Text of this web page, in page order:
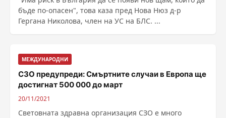
бъде по-опасен", това каза пред Нова Нюз д-р
Гергана Николова, член на УС на БЛС. ...
МЕЖДУНАРОДНИ
СЗО предупреди: Смъртните случаи в Европа ще
достигнат 500 000 до март
20/11/2021
Световната здравна организация СЗО е много